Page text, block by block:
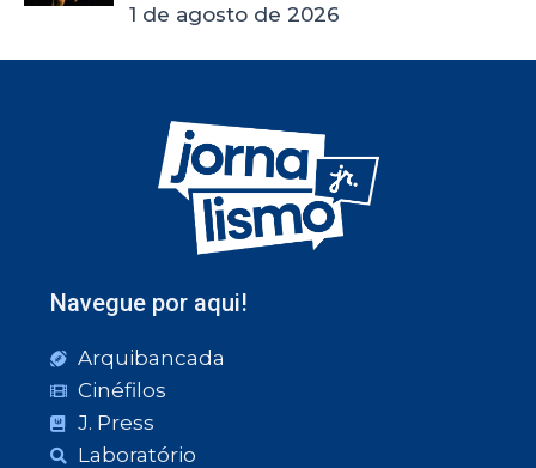
1 de agosto de 2026
Navegue por aqui!
Arquibancada
Cinéfilos
J. Press
Laboratório